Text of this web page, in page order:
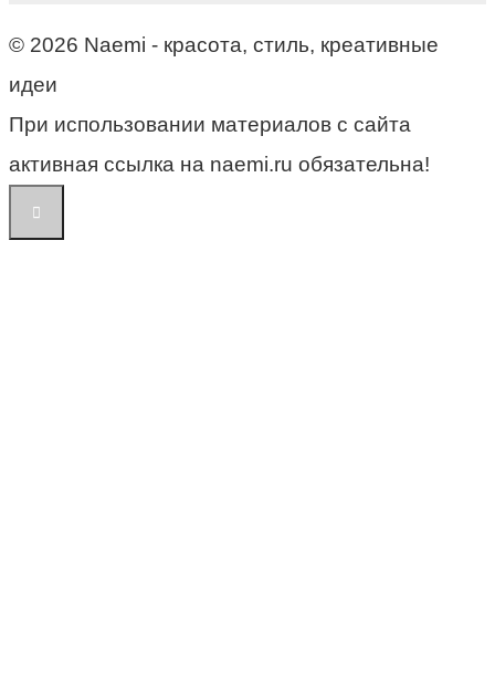
© 2026 Naemi - красота, стиль, креативные
идеи
При использовании материалов с сайта
активная ссылка на naemi.ru обязательна!